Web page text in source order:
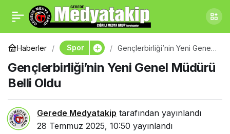
Haberler Spor
Gençlerbirliği’nin Yeni Genel
Gençlerbirliği’nin Yeni Genel Müdürü
Belli Oldu
Gerede Medyatakip tarafından yayınlandı
28 Temmuz 2025, 10:50 yayınlandı
Çorum FK, Azerbaycanlı
Futbolcu ile Yollarını
Ayırdı
Paylaş